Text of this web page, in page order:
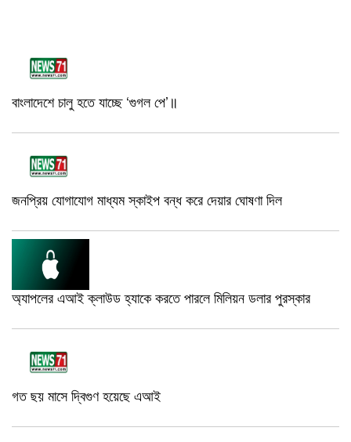
বাংলাদেশে চালু হতে যাচ্ছে ‘গুগল পে’॥
জনপ্রিয় যোগাযোগ মাধ্যম স্কাইপ বন্ধ করে দেয়ার ঘোষণা দিল
অ্যাপলের এআই ক্লাউড হ্যাকে করতে পারলে মিলিয়ন ডলার পুরস্কার
গত ছয় মাসে দ্বিগুণ হয়েছে এআই